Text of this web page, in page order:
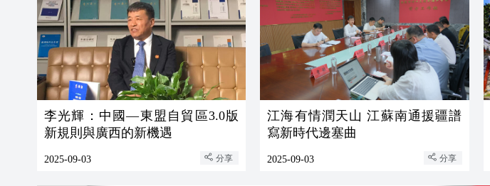
李光輝：中國—東盟自貿區3.0版
新規則與廣西的新機遇
2025-09-03 分享
江海有情潤天山 江蘇南通援疆譜
寫新時代邊塞曲
2025-09-03 分享